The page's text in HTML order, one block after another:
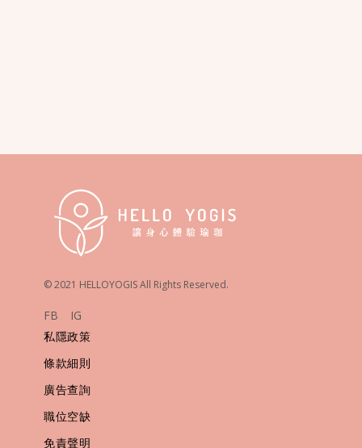
© 2021 HELLOYOGIS All Rights Reserved.
FB
IG
私隱政策
條款細則
廣告查詢
職位空缺
免責聲明